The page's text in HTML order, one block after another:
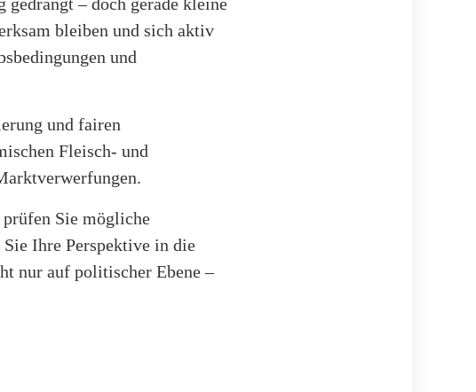
bleiben und sich aktiv
und
und fairen
Fleisch- und
Sie mögliche
Ihre Perspektive in die
nur auf politischer Ebene –